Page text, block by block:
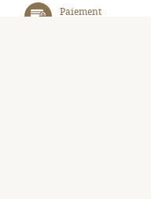
Paiement